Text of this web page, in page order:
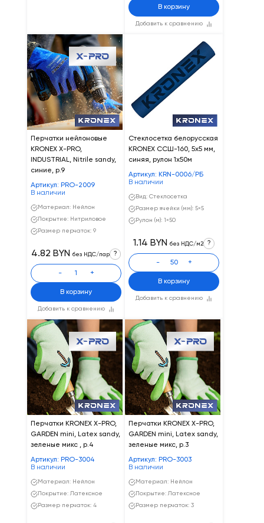
Добавить к сравнению
В корзину
Перчатки нейлоновые
KRONEX X-PRO,
INDUSTRIAL, Nitrile sandy,
синие, р.9
Артикул: PRO-2009
В наличии
Материал: Нейлон
Покрытие: Нитриловое
Размер перчаток: 9
Добавить к сравнению
4.82 BYN без НДС/пар ?
- +
В корзину
Стеклосетка белорусская
KRONEX CCШ-160, 5х5 мм,
синяя, рулон 1х50м
Артикул: KRN-0006/PБ
В наличии
Вид: Стеклосетка
Размер ячейки (мм): 5×5
Рулон (м): 1×50
Добавить к сравнению
1.14 BYN без НДС/м2 ?
- +
В корзину
Перчатки KRONEX X-PRO,
GARDEN mini, Latex sandy,
зеленые микс , р.4
Артикул: PRO-3004
В наличии
Материал: Нейлон
Покрытие: Латексное
Размер перчаток: 4
Перчатки KRONEX X-PRO,
GARDEN mini, Latex sandy,
зеленые микс, р.3
Артикул: PRO-3003
В наличии
Материал: Нейлон
Покрытие: Латексное
Размер перчаток: 3